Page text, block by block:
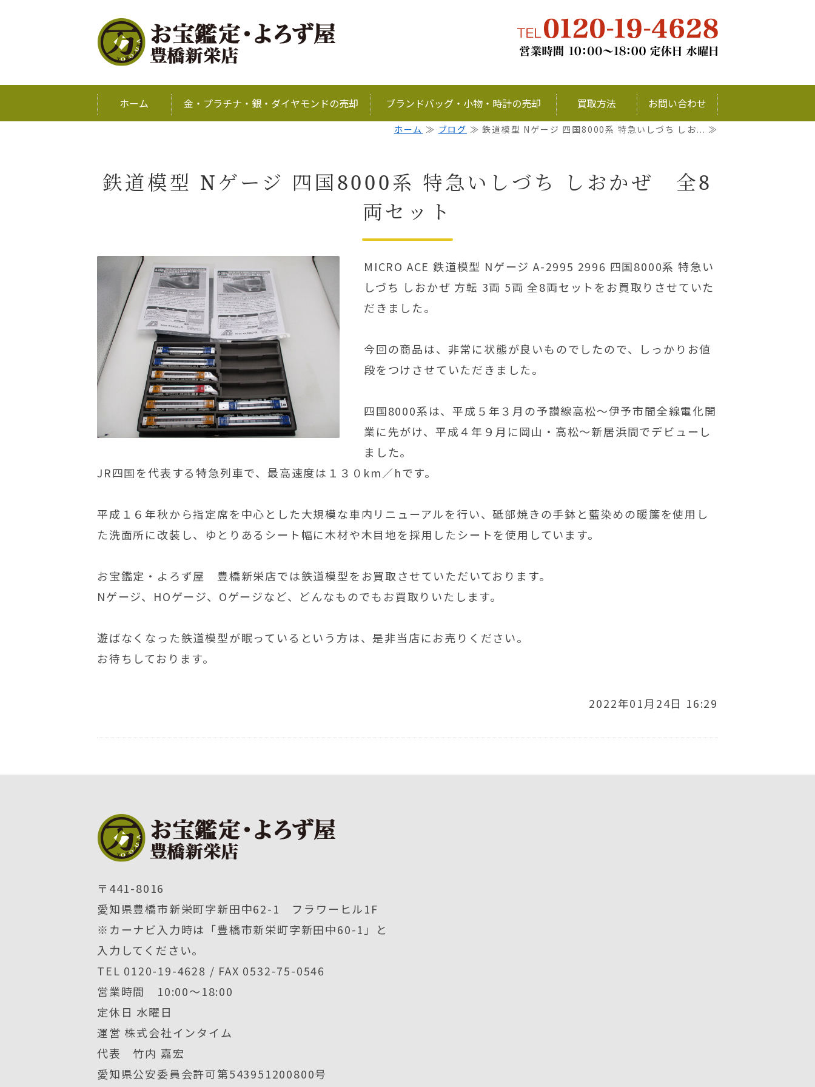
ブランド品、金、プラチナ・銀・ダイヤモンドの買取な
ホーム 金・プラチナ・銀・ダイヤモンドの売却 ブランドバッグ・小物・時計の売却 買取方法 お問い合わせ
ホーム ≫ ブログ ≫ 鉄道模型 Nゲージ 四国8000系 特急いしづち しお... ≫
鉄道模型 Nゲージ 四国8000系 特急いしづち しおかぜ 全8
両セット
MICRO ACE 鉄道模型 Nゲージ A-2995 2996 四国8000系 特急い
しづち しおかぜ 方転 3両 5両 全8両セットをお買取りさせていた
だきました。
今回の商品は、非常に状態が良いものでしたので、しっかりお値
段をつけさせていただきました。
四国8000系は、平成５年３月の予讃線高松～伊予市間全線電化開
業に先がけ、平成４年９月に岡山・高松～新居浜間でデビューし
ました。
JR四国を代表する特急列車で、最高速度は１３０km／hです。
平成１６年秋から指定席を中心とした大規模な車内リニューアルを行い、砥部焼きの手鉢と藍染めの暖簾を使用し
た洗面所に改装し、ゆとりあるシート幅に木材や木目地を採用したシートを使用しています。
お宝鑑定・よろず屋 豊橋新栄店では鉄道模型をお買取させていただいております。
Nゲージ、HOゲージ、Oゲージなど、どんなものでもお買取りいたします。
遊ばなくなった鉄道模型が眠っているという方は、是非当店にお売りください。
お待ちしております。
2022年01月24日 16:29
〒441-8016
愛知県豊橋市新栄町字新田中62-1 フラワーヒル1F
※カーナビ入力時は「豊橋市新栄町字新田中60-1」と
入力してください。
TEL 0120-19-4628 / FAX 0532-75-0546
営業時間 10:00〜18:00
定休日 水曜日
運営 株式会社インタイム
代表 竹内 嘉宏
愛知県公安委員会許可第543951200800号